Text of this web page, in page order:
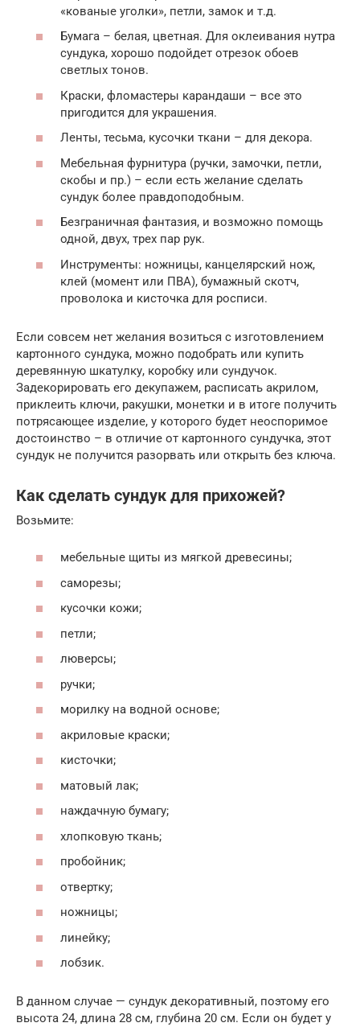
«кованые уголки», петли, замок и т.д.
Бумага – белая, цветная. Для оклеивания нутра
сундука, хорошо подойдет отрезок обоев
светлых тонов.
Краски, фломастеры карандаши – все это
пригодится для украшения.
Ленты, тесьма, кусочки ткани – для декора.
Мебельная фурнитура (ручки, замочки, петли,
скобы и пр.) – если есть желание сделать
сундук более правдоподобным.
Безграничная фантазия, и возможно помощь
одной, двух, трех пар рук.
Инструменты: ножницы, канцелярский нож,
клей (момент или ПВА), бумажный скотч,
проволока и кисточка для росписи.
Если совсем нет желания возиться с изготовлением
картонного сундука, можно подобрать или купить
деревянную шкатулку, коробку или сундучок.
Задекорировать его декупажем, расписать акрилом,
приклеить ключи, ракушки, монетки и в итоге получить
потрясающее изделие, у которого будет неоспоримое
достоинство – в отличие от картонного сундучка, этот
сундук не получится разорвать или открыть без ключа.
Как сделать сундук для прихожей?
Возьмите:
мебельные щиты из мягкой древесины;
саморезы;
кусочки кожи;
петли;
люверсы;
ручки;
морилку на водной основе;
акриловые краски;
кисточки;
матовый лак;
наждачную бумагу;
хлопковую ткань;
пробойник;
отвертку;
ножницы;
линейку;
лобзик.
В данном случае — сундук декоративный, поэтому его
высота 24, длина 28 см, глубина 20 см. Если он будет у